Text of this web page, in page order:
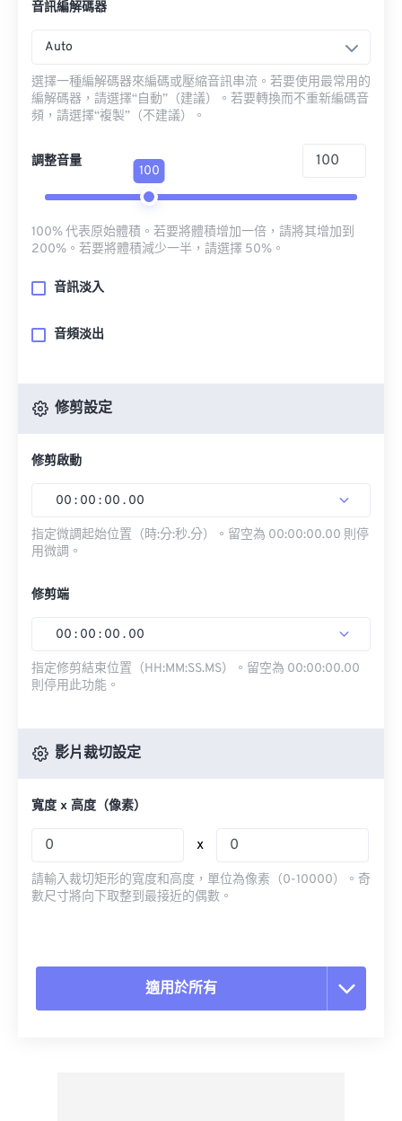
音訊編解碼器
Auto
選擇一種編解碼器來編碼或壓縮音訊串流。若要使用最常用的
編解碼器，請選擇“自動”（建議）。若要轉換而不重新編碼音
頻，請選擇“複製”（不建議）。
調整音量
100
100% 代表原始體積。若要將體積增加一倍，請將其增加到
200%。若要將體積減少一半，請選擇 50%。
音訊淡入
音頻淡出
修剪設定
修剪啟動
00 : 00 : 00 . 00
指定微調起始位置（時:分:秒.分）。留空為 00:00:00.00 則停
用微調。
修剪端
00 : 00 : 00 . 00
指定修剪結束位置（HH:MM:SS.MS）。留空為 00:00:00.00
則停用此功能。
影片裁切設定
寬度 x 高度（像素）
x
請輸入裁切矩形的寬度和高度，單位為像素（0-10000）。奇
數尺寸將向下取整到最接近的偶數。
適用於所有